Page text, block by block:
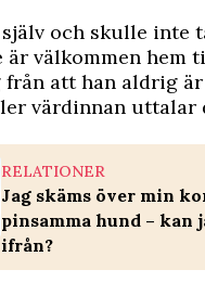
och skulle inte
välkommen hem
från att han aldrig
värdinnan uttalar
RELATIONER
Jag skäms över min
pinsamma hund – kan
ifrån?